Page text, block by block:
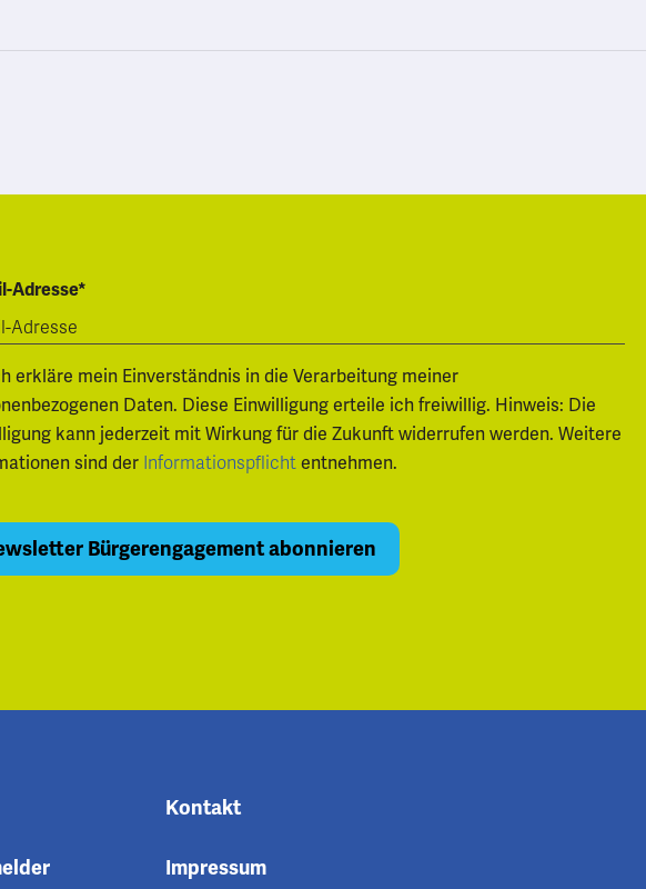
Adresse*
erkläre mein Einverständnis in die Verarbeitung meiner
Daten. Diese Einwilligung erteile ich freiwillig. Hinweis: Die
kann jederzeit mit Wirkung für die Zukunft widerrufen werden. Weitere
sind der Informationspflicht entnehmen.
Kontakt
Impressum